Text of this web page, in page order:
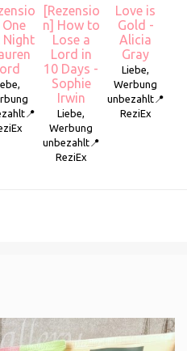
Night
[Rezensio
n] How to
Lose a
Lord in
10 Days -
Sophie
Irwin
Liebe,
Werbung
unbezahlt📍
ReziEx
Love is
Gold -
Alicia
Gray
Liebe,
Werbung
unbezahlt📍
ReziEx